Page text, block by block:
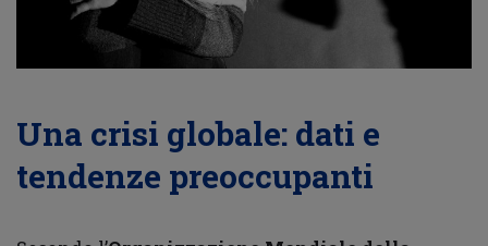
Una crisi globale: dati e
tendenze preoccupanti